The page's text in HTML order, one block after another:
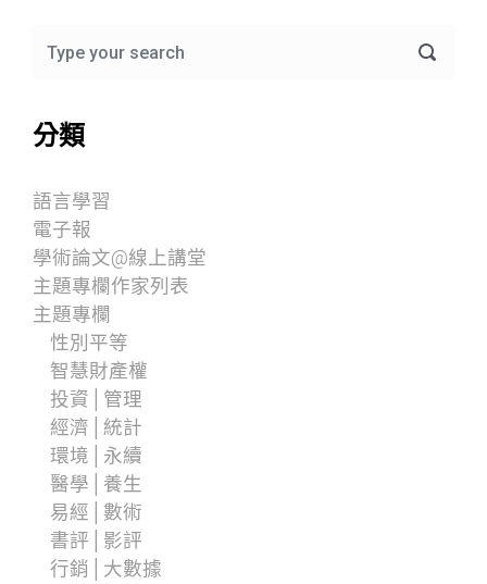
分類
語言學習
電子報
學術論文@線上講堂
主題專欄作家列表
主題專欄
性別平等
智慧財產權
投資│管理
經濟│統計
環境│永續
醫學│養生
易經│數術
書評│影評
行銷│大數據